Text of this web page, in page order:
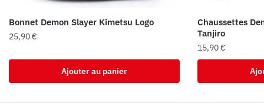
Bonnet Demon Slayer Kimetsu Logo
25,90€
Ajouter au panier
Chaussettes
Tanjiro
15,90€